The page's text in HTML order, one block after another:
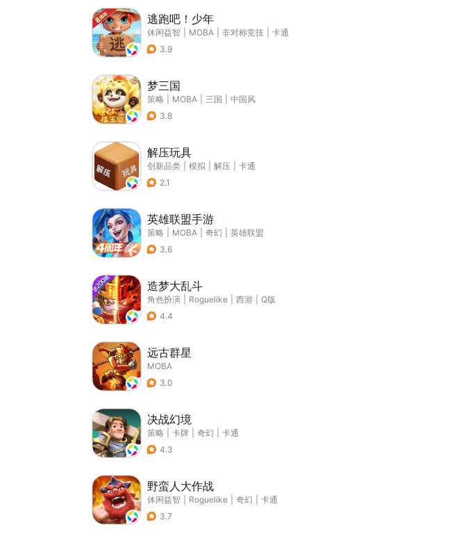
逃跑吧！少年
休闲益智 MOBA 非对称竞技
卡通
3.9
梦三国
策略 MOBA 三国
中国风
3.8
解压玩具
创新品类 模拟 解压
卡通
2.1
英雄联盟手游
策略 MOBA 奇幻
英雄联盟
3.6
造梦大乱斗
角色扮演 Roguelike 西游
Q版
4.4
远古群星
MOBA
3.0
决战幻境
策略 卡牌 奇幻
卡通
4.3
野蛮人大作战
休闲益智 Roguelike 奇幻
卡通
3.7